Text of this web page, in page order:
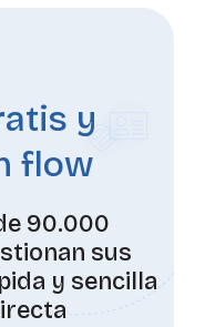
y
flow
90.000
sus
y sencilla